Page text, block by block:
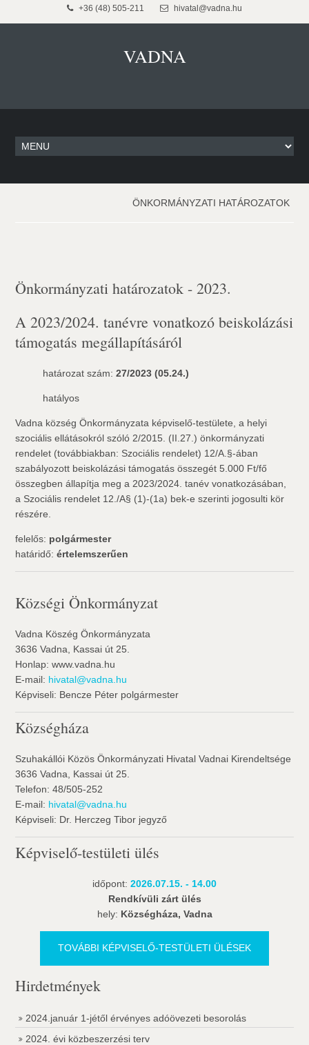
+36 (48) 505-211 hivatal@vadna.hu
VADNA
ÖNKORMÁNYZATI HATÁROZATOK
Önkormányzati határozatok - 2023.
A 2023/2024. tanévre vonatkozó beiskolázási
támogatás megállapításáról
határozat szám:27/2023 (05.24.)
hatályos
Vadna község Önkormányzata képviselő-testülete, a helyi
szociális ellátásokról szóló 2/2015. (II.27.) önkormányzati
rendelet (továbbiakban: Szociális rendelet) 12/A.§-ában
szabályozott beiskolázási támogatás összegét 5.000 Ft/fő
összegben állapítja meg a 2023/2024. tanév vonatkozásában,
a Szociális rendelet 12./A§ (1)-(1a) bek-e szerinti jogosulti kör
részére.
felelős: polgármester
határidő:értelemszerűen
Községi Önkormányzat
Vadna Köszég Önkormányzata
3636 Vadna, Kassai út 25.
Honlap: www.vadna.hu
E-mail: hivatal@vadna.hu
Képviseli: Bencze Péter polgármester
Községháza
Szuhakállói Közös Önkormányzati Hivatal Vadnai Kirendeltsége
3636 Vadna, Kassai út 25.
Telefon: 48/505-252
E-mail: hivatal@vadna.hu
Képviseli: Dr. Herczeg Tibor jegyző
Képviselő-testületi ülés
időpont: 2026.07.15. - 14.00
Rendkívüli zárt ülés
hely: Községháza, Vadna
TOVÁBBI KÉPVISELŐ-TESTÜLETI ÜLÉSEK
Hirdetmények
2024.január 1-jétől érvényes adóövezeti besorolás
2024. évi közbeszerzési terv